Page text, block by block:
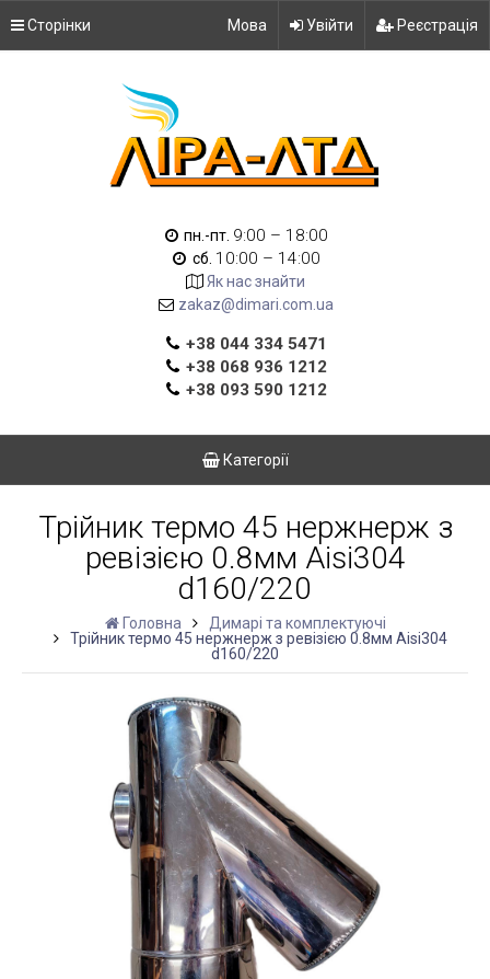
Сторінки Мова Увійти Реєстрація
пн.-пт. 9:00 – 18:00
сб. 10:00 – 14:00
Як нас знайти
zakaz@dimari.com.ua
+38 044 334 5471
+38 068 936 1212
+38 093 590 1212
Категорії
Трійник термо 45 нержнерж з
ревізією 0.8мм Aisi304
d160/220
Головна
Димарі та комплектуючі
Трійник термо 45 нержнерж з ревізією 0.8мм Aisi304
d160/220